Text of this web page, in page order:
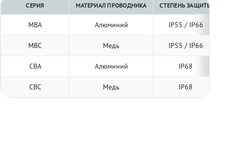
СЕРИЯ МАТЕРИАЛ ПРОВОДНИКА СТЕПЕНЬ ЗАЩИТЫ
МВА Алюминий IP55 / IP66
МВС Медь IP55 / IP66
СВА Алюминий IP68
СВС Медь IP68